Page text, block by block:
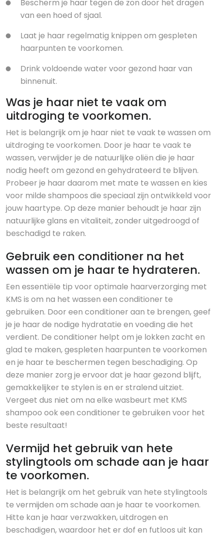
Bescherm je haar tegen de zon door het dragen
van een hoed of sjaal.
Laat je haar regelmatig knippen om gespleten
haarpunten te voorkomen.
Drink voldoende water voor gezond haar van
binnenuit.
Was je haar niet te vaak om
uitdroging te voorkomen.
Het is belangrijk om je haar niet te vaak te wassen om
uitdroging te voorkomen. Door je haar te vaak te
wassen, verwijder je de natuurlijke oliën die je haar
nodig heeft om gezond en gehydrateerd te blijven.
Probeer je haar daarom met mate te wassen en kies
voor milde shampoos die speciaal zijn ontwikkeld voor
jouw haartype. Op deze manier behoudt je haar zijn
natuurlijke glans en vitaliteit, zonder uitgedroogd of
beschadigd te raken.
Gebruik een conditioner na het
wassen om je haar te hydrateren.
Een essentiële tip voor optimale haarverzorging met
KMS is om na het wassen een conditioner te
gebruiken. Door een conditioner aan te brengen, geef
je je haar de nodige hydratatie en voeding die het
verdient. De conditioner helpt om je lokken zacht en
glad te maken, gespleten haarpunten te voorkomen
en je haar te beschermen tegen beschadiging. Op
deze manier zorg je ervoor dat je haar gezond blijft,
gemakkelijker te stylen is en er stralend uitziet.
Vergeet dus niet om na elke wasbeurt met KMS
shampoo ook een conditioner te gebruiken voor het
beste resultaat!
Vermijd het gebruik van hete
stylingtools om schade aan je haar
te voorkomen.
Het is belangrijk om het gebruik van hete stylingtools
te vermijden om schade aan je haar te voorkomen.
Hitte kan je haar verzwakken, uitdrogen en
beschadigen, waardoor het er dof en futloos uit kan